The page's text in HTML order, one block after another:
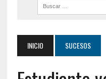
INICIO SUCESOS